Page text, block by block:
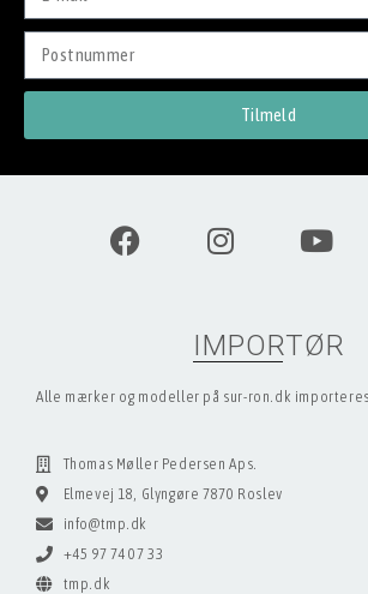
Tilmeld
IMPORTØR
Alle mærker og modeller på sur-ron.dk
Thomas Møller Pedersen Aps.
Elmevej 18, Glyngøre 7870 Roslev
info@tmp.dk
+45 97 74 07 33
tmp.dk